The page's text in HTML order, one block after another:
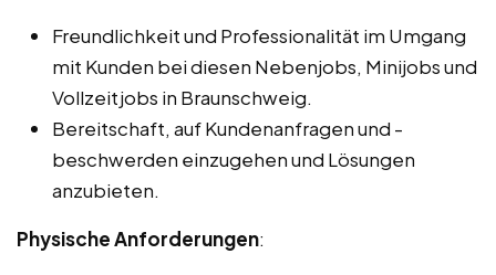
Freundlichkeit und Professionalität im Umgang
mit Kunden bei diesen Nebenjobs, Minijobs und
Vollzeitjobs in Braunschweig.
Bereitschaft, auf Kundenanfragen und -
beschwerden einzugehen und Lösungen
anzubieten.
Physische Anforderungen: